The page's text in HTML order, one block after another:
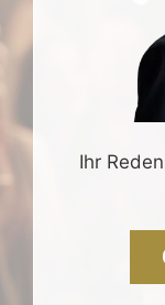
Ihr